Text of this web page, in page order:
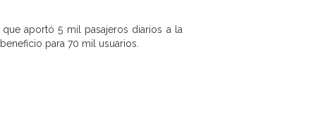
aportó 5 mil pasajeros diarios a la
para 70 mil usuarios.